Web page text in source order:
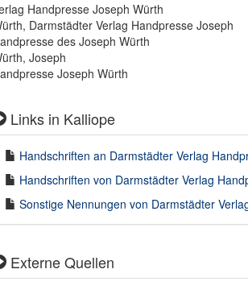
Handpresse Joseph Würth
Darmstädter Verlag Handpresse Joseph
des Joseph Würth
Joseph
Joseph Würth
Links in Kalliope
Handschriften an Darmstädter Verlag
Handschriften von Darmstädter Verlag
Sonstige Nennungen von Darmstädter
Externe Quellen